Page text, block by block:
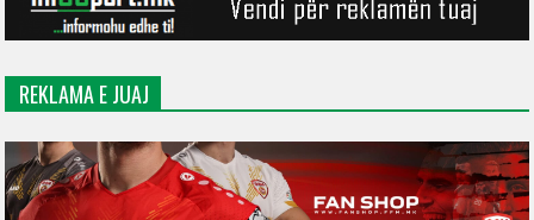
REKLAMA E JUAJ